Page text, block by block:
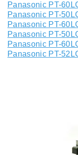
Panasonic PT-
Panasonic PT-
Panasonic PT-
Panasonic PT-
Panasonic PT-
Panasonic PT-